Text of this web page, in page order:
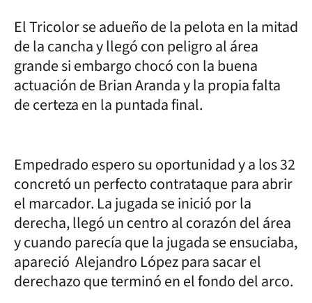
El Tricolor se adueño de la pelota en la mitad
de la cancha y llegó con peligro al área
grande si embargo chocó con la buena
actuación de Brian Aranda y la propia falta
de certeza en la puntada final.
Empedrado espero su oportunidad y a los 32
concretó un perfecto contrataque para abrir
el marcador. La jugada se inició por la
derecha, llegó un centro al corazón del área
y cuando parecía que la jugada se ensuciaba,
apareció Alejandro López para sacar el
derechazo que terminó en el fondo del arco.